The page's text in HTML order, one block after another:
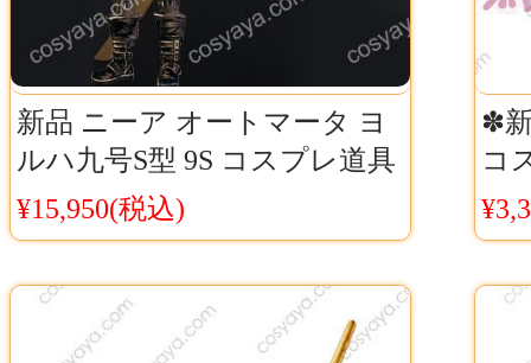
新品 ニーア オートマータ ヨ
ルハ九号S型 9S コスプレ道具
刀 ニーア 9S コスチューム小
物
¥15,950(税込)
✽
コ